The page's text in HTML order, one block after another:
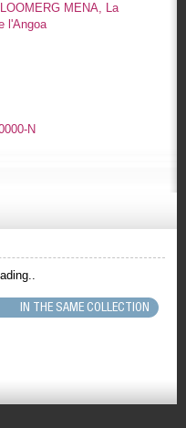
MENA, La
l'Angoa
N
IN THE SAME COLLECTION